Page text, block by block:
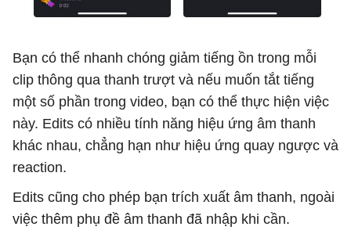
Bạn có thể nhanh chóng giảm tiếng ồn trong mỗi
clip thông qua thanh trượt và nếu muốn tắt tiếng
một số phần trong video, bạn có thể thực hiện việc
này. Edits có nhiều tính năng hiệu ứng âm thanh
khác nhau, chẳng hạn như hiệu ứng quay ngược và
reaction.
Edits cũng cho phép bạn trích xuất âm thanh, ngoài
việc thêm phụ đề âm thanh đã nhập khi cần.